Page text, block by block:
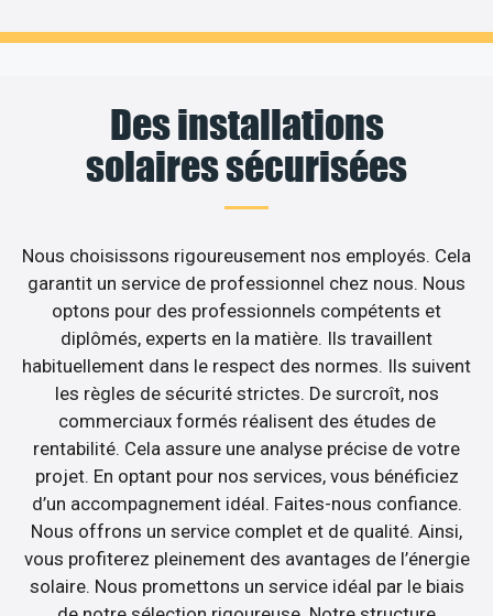
Des installations
solaires sécurisées
Nous choisissons rigoureusement nos employés. Cela
garantit un service de professionnel chez nous. Nous
optons pour des professionnels compétents et
diplômés, experts en la matière. Ils travaillent
habituellement dans le respect des normes. Ils suivent
les règles de sécurité strictes. De surcroît, nos
commerciaux formés réalisent des études de
rentabilité. Cela assure une analyse précise de votre
projet. En optant pour nos services, vous bénéficiez
d’un accompagnement idéal. Faites-nous confiance.
Nous offrons un service complet et de qualité. Ainsi,
vous profiterez pleinement des avantages de l’énergie
solaire. Nous promettons un service idéal par le biais